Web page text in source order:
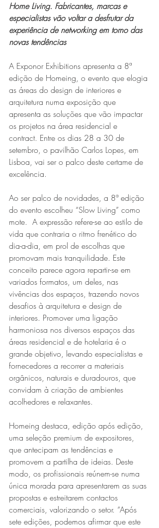
Home Living. Fabricantes, marcas e
especialistas vão voltar a desfrutar da
experiência de networking em torno das
novas tendências
A Exponor Exhibitions apresenta a 8ª
edição de Homeing, o evento que elogia
as áreas do design de interiores e
arquitetura numa exposição que
apresenta as soluções que vão impactar
os projetos na área residencial e
contract. Entre os dias 28 a 30 de
setembro, o pavilhão Carlos Lopes, em
Lisboa, vai ser o palco deste certame de
excelência.
Ao ser palco de novidades, a 8ª edição
do evento escolheu “Slow Living” como
mote.  A expressão refere-se ao estilo de
vida que contraria o ritmo frenético do
dia-a-dia, em prol de escolhas que
promovam mais tranquilidade. Este
conceito parece agora repartir-se em
variados formatos, um deles, nas
vivências dos espaços, trazendo novos
desafios à arquitetura e design de
interiores. Promover uma ligação
harmoniosa nos diversos espaços das
áreas residencial e de hotelaria é o
grande objetivo, levando especialistas e
fornecedores a recorrer a materiais
orgânicos, naturais e duradouros, que
convidam à criação de ambientes
acolhedores e relaxantes.
Homeing destaca, edição após edição,
uma seleção premium de expositores,
que antecipam as tendências e
promovem a partilha de ideias. Deste
modo, os profissionais reúnem-se numa
única morada para apresentarem as suas
propostas e estreitarem contactos
comerciais, valorizando o setor. “Após
sete edições, podemos afirmar que este